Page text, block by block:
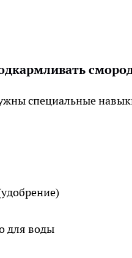
специальные
для воды